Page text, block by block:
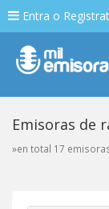
Entra o
Emisoras de
»en total 17